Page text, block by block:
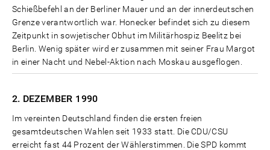
Schießbefehl an der Berliner Mauer und an der innerdeutschen
Grenze verantwortlich war. Honecker befindet sich zu diesem
Zeitpunkt in sowjetischer Obhut im Militärhospiz Beelitz bei
Berlin. Wenig später wird er zusammen mit seiner Frau Margot
in einer Nacht und Nebel-Aktion nach Moskau ausgeflogen.
2. DEZEMBER 1990
Im vereinten Deutschland finden die ersten freien
gesamtdeutschen Wahlen seit 1933 statt. Die CDU/CSU
erreicht fast 44 Prozent der Wählerstimmen. Die SPD kommt